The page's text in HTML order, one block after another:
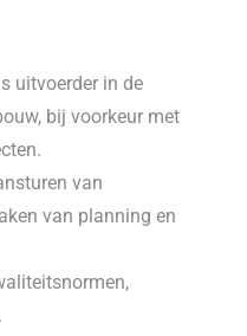
uitvoerder in de
bij voorkeur met
van
van planning en